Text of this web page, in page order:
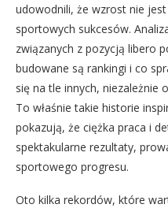
udowodnili, że wzrost nie
sportowych sukcesów.
związanych z pozycją libero
budowane są rankingi i co
się na tle innych, niezależnie
To właśnie takie historie
pokazują, że ciężka praca i
spektakularne rezultaty,
sportowego progresu.
Oto kilka rekordów, które